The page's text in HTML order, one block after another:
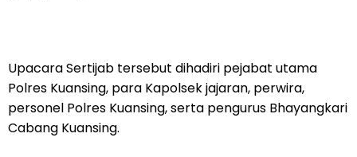
Upacara Sertijab tersebut dihadiri pejabat utama
Polres Kuansing, para Kapolsek jajaran, perwira,
personel Polres Kuansing, serta pengurus Bhayangkari
Cabang Kuansing.